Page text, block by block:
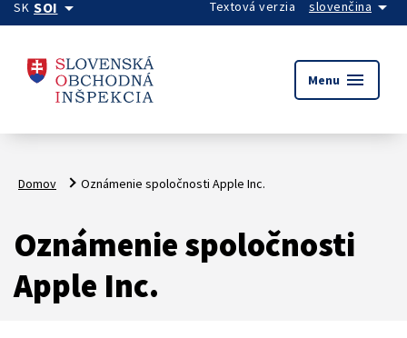
SK SOIarrow_drop_down Textová verzia slovenčina arrow_drop_down
Menu menu
Domov Oznámenie spoločnosti Apple Inc.
Oznámenie spoločnosti
Apple Inc.